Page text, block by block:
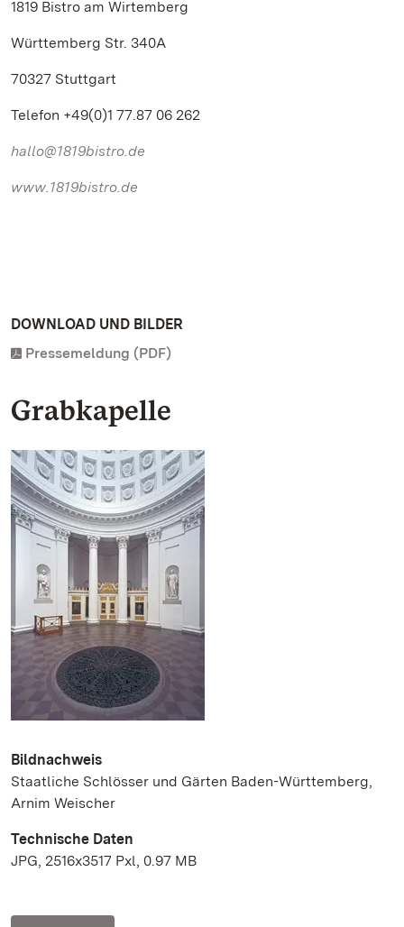
1819 Bistro am Wirtemberg
Württemberg Str. 340A
70327 Stuttgart
Telefon +49(0)1 77.87 06 262
hallo@1819bistro.de
www.1819bistro.de
DOWNLOAD UND BILDER
Pressemeldung (PDF)
Grabkapelle
Bildnachweis
Staatliche Schlösser und Gärten Baden-Württemberg,
Arnim Weischer
Technische Daten
JPG, 2516x3517 Pxl, 0.97 MB